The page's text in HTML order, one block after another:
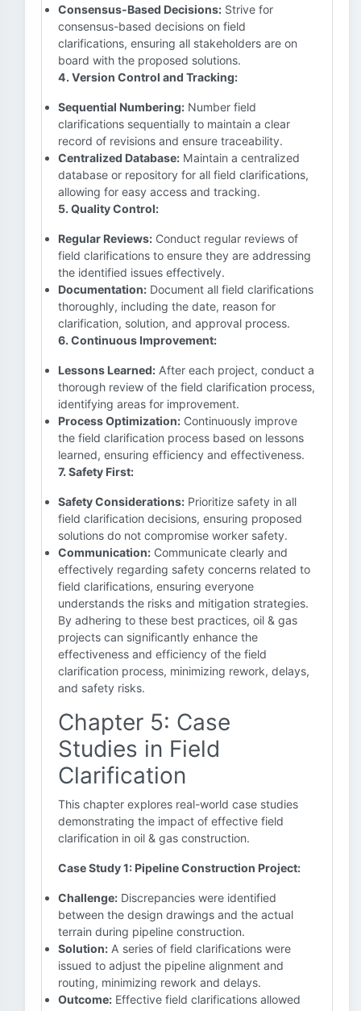
Consensus-Based Decisions: Strive for
consensus-based decisions on field
clarifications, ensuring all stakeholders are on
board with the proposed solutions.
4. Version Control and Tracking:
Sequential Numbering: Number field
clarifications sequentially to maintain a clear
record of revisions and ensure traceability.
Centralized Database: Maintain a centralized
database or repository for all field clarifications,
allowing for easy access and tracking.
5. Quality Control:
Regular Reviews: Conduct regular reviews of
field clarifications to ensure they are addressing
the identified issues effectively.
Documentation: Document all field clarifications
thoroughly, including the date, reason for
clarification, solution, and approval process.
6. Continuous Improvement:
Lessons Learned: After each project, conduct a
thorough review of the field clarification process,
identifying areas for improvement.
Process Optimization: Continuously improve
the field clarification process based on lessons
learned, ensuring efficiency and effectiveness.
7. Safety First:
Safety Considerations: Prioritize safety in all
field clarification decisions, ensuring proposed
solutions do not compromise worker safety.
Communication: Communicate clearly and
effectively regarding safety concerns related to
field clarifications, ensuring everyone
understands the risks and mitigation strategies.
By adhering to these best practices, oil & gas
projects can significantly enhance the
effectiveness and efficiency of the field
clarification process, minimizing rework, delays,
and safety risks.
Chapter 5: Case
Studies in Field
Clarification
This chapter explores real-world case studies
demonstrating the impact of effective field
clarification in oil & gas construction.
Case Study 1: Pipeline Construction Project:
Challenge: Discrepancies were identified
between the design drawings and the actual
terrain during pipeline construction.
Solution: A series of field clarifications were
issued to adjust the pipeline alignment and
routing, minimizing rework and delays.
Outcome: Effective field clarifications allowed